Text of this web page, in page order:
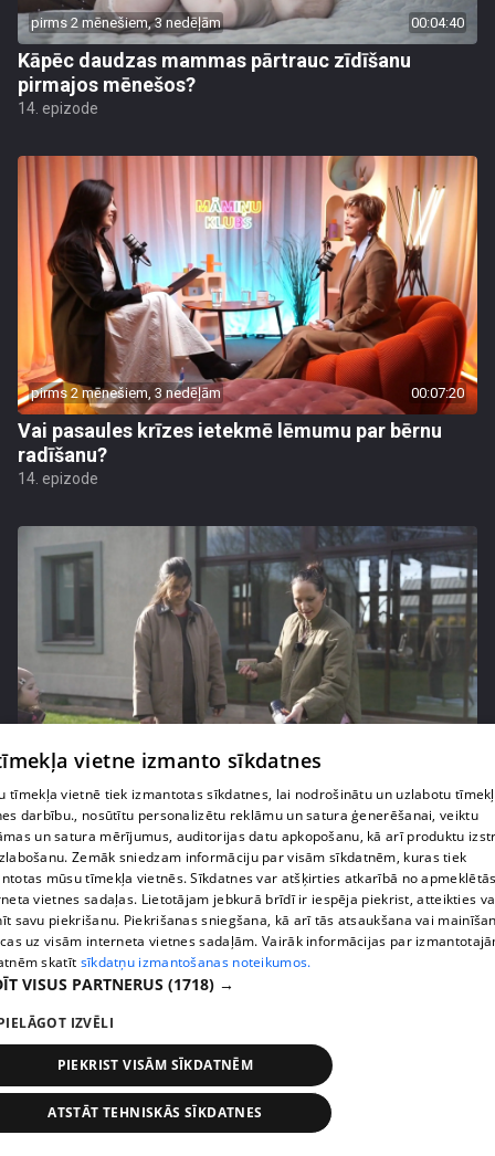
pirms 2 mēnešiem, 3 nedēļām 00:04:40
Kāpēc daudzas mammas pārtrauc zīdīšanu
pirmajos mēnešos?
14. epizode
pirms 2 mēnešiem, 3 nedēļām 00:07:20
Vai pasaules krīzes ietekmē lēmumu par bērnu
radīšanu?
14. epizode
pirms 3 mēnešiem
Grila sezonā lieliski iespējams ievērot veselīga
uztura principus
13. epizode
pirms 3 mēnešiem
vietne izmanto sīkdatnes
tīmekļa vietnē tiek izmantotas sīkdatnes, lai nodrošinātu un uzlabotu
darbību., nosūtītu personalizētu reklāmu un satura ģenerēšanai, veiktu
un satura mērījumus, auditorijas datu apkopošanu, kā arī produktu
Zemāk sniedzam informāciju par visām sīkdatnēm, kuras tiek
mūsu tīmekļa vietnēs. Sīkdatnes var atšķirties atkarībā no
vietnes sadaļas. Lietotājam jebkurā brīdī ir iespēja piekrist, atteikties
savu piekrišanu. Piekrišanas sniegšana, kā arī tās atsaukšana vai
uz visām interneta vietnes sadaļām. Vairāk informācijas par
skatīt sīkdatņu izmantošanas noteikumos.
VISUS PARTNERUS (1718) →
IZVĒLI
PIEKRIST VISĀM SĪKDATNĒM
ATSTĀT TEHNISKĀS SĪKDATNES